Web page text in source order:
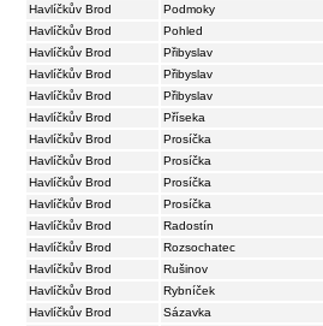
Havlíčkův Brod
Podmoky
Havlíčkův Brod
Pohled
Havlíčkův Brod
Přibyslav
Havlíčkův Brod
Přibyslav
Havlíčkův Brod
Přibyslav
Havlíčkův Brod
Příseka
Havlíčkův Brod
Prosíčka
Havlíčkův Brod
Prosíčka
Havlíčkův Brod
Prosíčka
Havlíčkův Brod
Prosíčka
Havlíčkův Brod
Radostín
Havlíčkův Brod
Rozsochatec
Havlíčkův Brod
Rušinov
Havlíčkův Brod
Rybníček
Havlíčkův Brod
Sázavka